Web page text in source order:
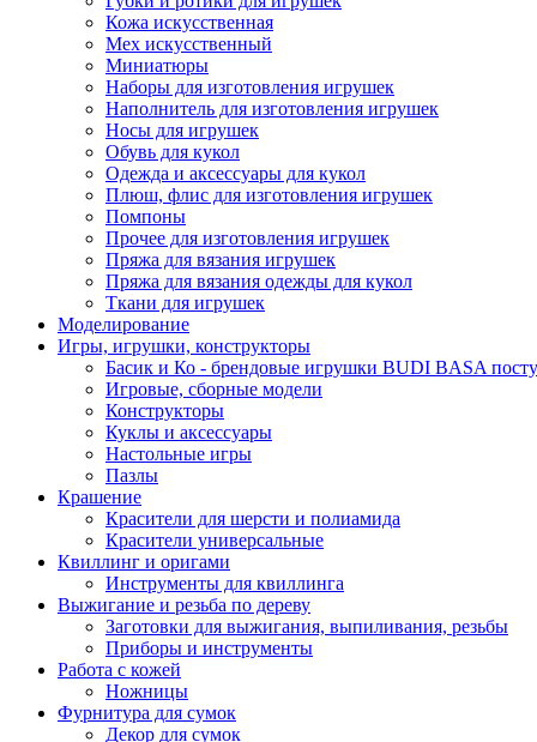
Кожа искусственная
Мех искусственный
Миниатюры
Наборы для изготовления игрушек
Наполнитель для изготовления игрушек
Носы для игрушек
Обувь для кукол
Одежда и аксессуары для кукол
Плюш, флис для изготовления игрушек
Помпоны
Прочее для изготовления игрушек
Пряжа для вязания игрушек
Пряжа для вязания одежды для кукол
Ткани для игрушек
Моделирование
Игры, игрушки, конструкторы
Басик и Ко - брендовые игрушки BUDI BASA
Игровые, сборные модели
Конструкторы
Куклы и аксессуары
Настольные игры
Пазлы
Крашение
Красители для шерсти и полиамида
Красители универсальные
Квиллинг и оригами
Инструменты для квиллинга
Выжигание и резьба по дереву
Заготовки для выжигания, выпиливания, резьбы
Приборы и инструменты
Работа с кожей
Ножницы
Фурнитура для сумок
Декор для сумок